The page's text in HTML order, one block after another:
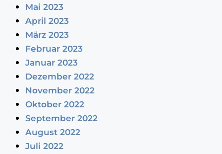
Mai 2023
April 2023
März 2023
Februar 2023
Januar 2023
Dezember 2022
November 2022
Oktober 2022
September 2022
August 2022
Juli 2022